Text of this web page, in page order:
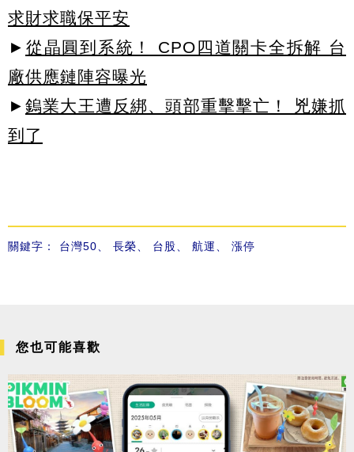
求財求職保平安
► 從晶圓到系統！ CPO四道關卡全拆解 台
廠供應鏈陣容曝光
► 鎢業大王遭反綁、頭部重擊擊亡！ 兇嫌抓
到了
關鍵字： 台灣50 長榮 台股 航運 漲停
您也可能喜歡